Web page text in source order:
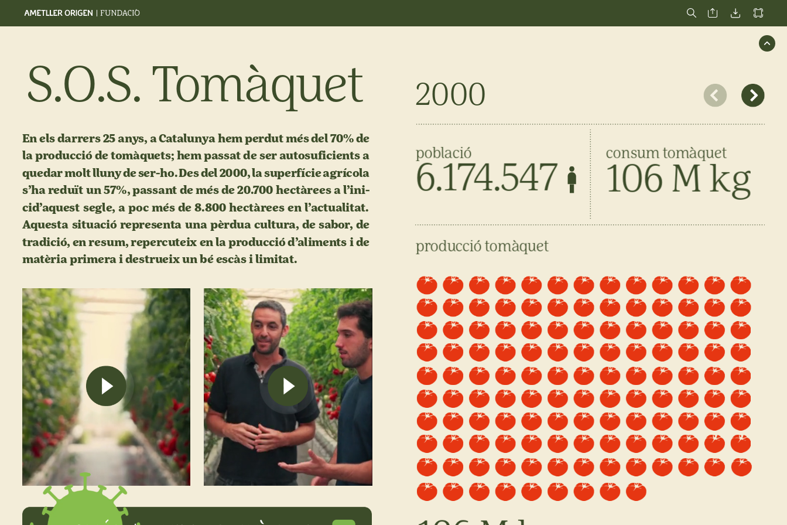
En els darrers 25 anys, a Catalunya hemperdut mésdel 70% de
la producció de tomàquets; hem passat de ser autosuficients a
quedarmolt llunydeser-ho.Desdel2000, lasuperfícieagrícola
s’ha reduït un 57%, passant de més de 20.700 hectàrees a l’ini-
cid’aquest segle, a poc més de 8.800 hectàrees en l’actualitat.
Aquesta situació representa una pèrdua cultura, de sabor, de
tradició, en resum, repercuteix en la producció d’aliments i de
matèria primera i destrueix un bé escàs i limitat.
S.O.S. Tomàquet 2000
població consum tomàquet
producció tomàquet
6.174.547 106 M kg